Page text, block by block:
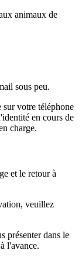
animaux de
sous peu.
sur votre téléphone
en cours de
charge.
et le retour à
veuillez
présenter dans le
l'avance.